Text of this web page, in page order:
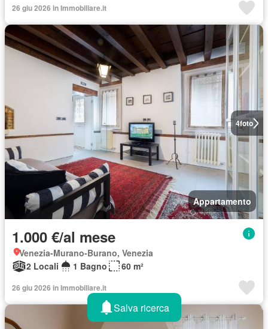
26 giu 2026 in Immobiliare.it
4foto
Appartamento
1.000 €/al mese
Venezia-Murano-Burano, Venezia
2 Locali
1 Bagno 60 m²
26 giu 2026 in Immobiliare.it
Salva ricerca